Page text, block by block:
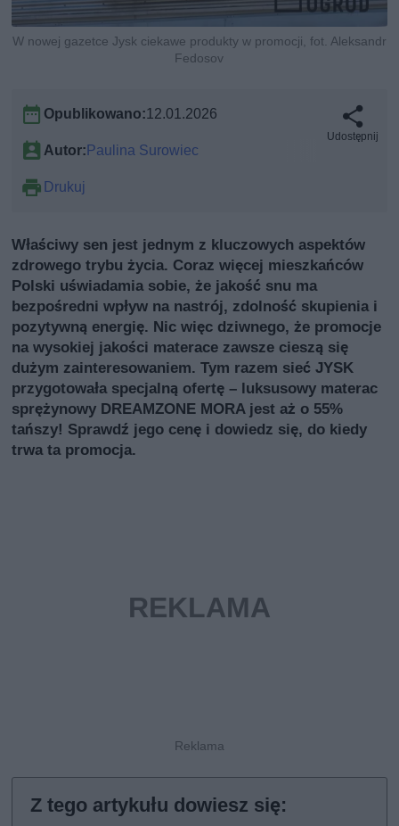
W nowej gazetce Jysk ciekawe produkty w promocji, fot. Aleksandr
Fedosov
Opublikowano:12.01.2026
Autor:Paulina Surowiec
Drukuj
Udostępnij
Właściwy sen jest jednym z kluczowych aspektów
zdrowego trybu życia. Coraz więcej mieszkańców
Polski uświadamia sobie, że jakość snu ma
bezpośredni wpływ na nastrój, zdolność skupienia i
pozytywną energię. Nic więc dziwnego, że promocje
na wysokiej jakości materace zawsze cieszą się
dużym zainteresowaniem. Tym razem sieć JYSK
przygotowała specjalną ofertę – luksusowy materac
sprężynowy DREAMZONE MORA jest aż o 55%
tańszy! Sprawdź jego cenę i dowiedz się, do kiedy
trwa ta promocja.